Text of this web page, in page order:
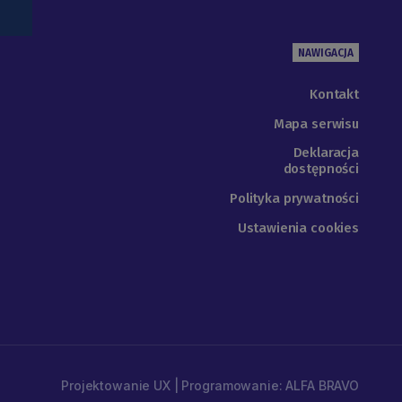
NAWIGACJA
Kontakt
Mapa serwisu
Deklaracja
dostępności
Polityka prywatności
Ustawienia cookies
Projektowanie UX | Programowanie: ALFA BRAVO